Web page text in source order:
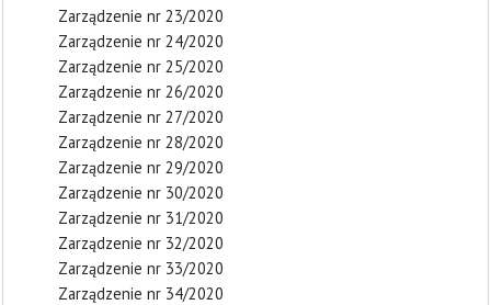
Zarządzenie nr 23/2020
Zarządzenie nr 24/2020
Zarządzenie nr 25/2020
Zarządzenie nr 26/2020
Zarządzenie nr 27/2020
Zarządzenie nr 28/2020
Zarządzenie nr 29/2020
Zarządzenie nr 30/2020
Zarządzenie nr 31/2020
Zarządzenie nr 32/2020
Zarządzenie nr 33/2020
Zarządzenie nr 34/2020